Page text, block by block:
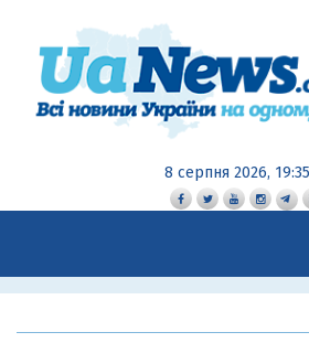
8 серпня 2026,